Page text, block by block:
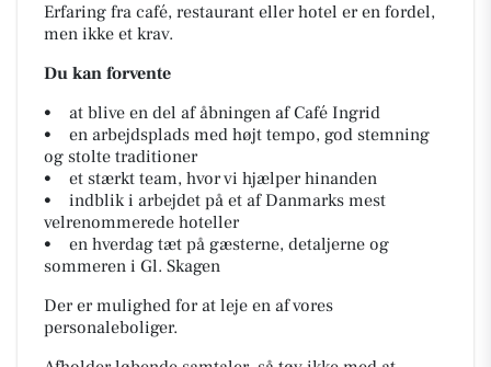
Erfaring fra café, restaurant eller hotel er en fordel,
men ikke et krav.
Du kan forvente
• at blive en del af åbningen af Café Ingrid
• en arbejdsplads med højt tempo, god stemning
og stolte traditioner
• et stærkt team, hvor vi hjælper hinanden
• indblik i arbejdet på et af Danmarks mest
velrenommerede hoteller
• en hverdag tæt på gæsterne, detaljerne og
sommeren i Gl. Skagen
Der er mulighed for at leje en af vores
personaleboliger.